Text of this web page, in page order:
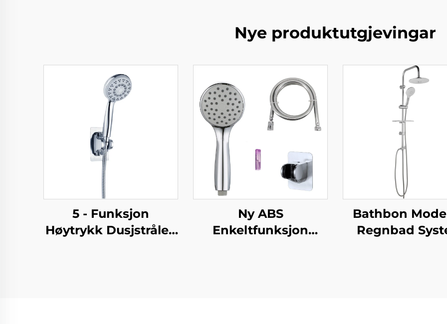
Nye produktutgjevingar
5 - Funksjon
Høytrykk Dusjstråle -
Ny ABS
Enkeltfunksjon
Bathbon
Regnbad